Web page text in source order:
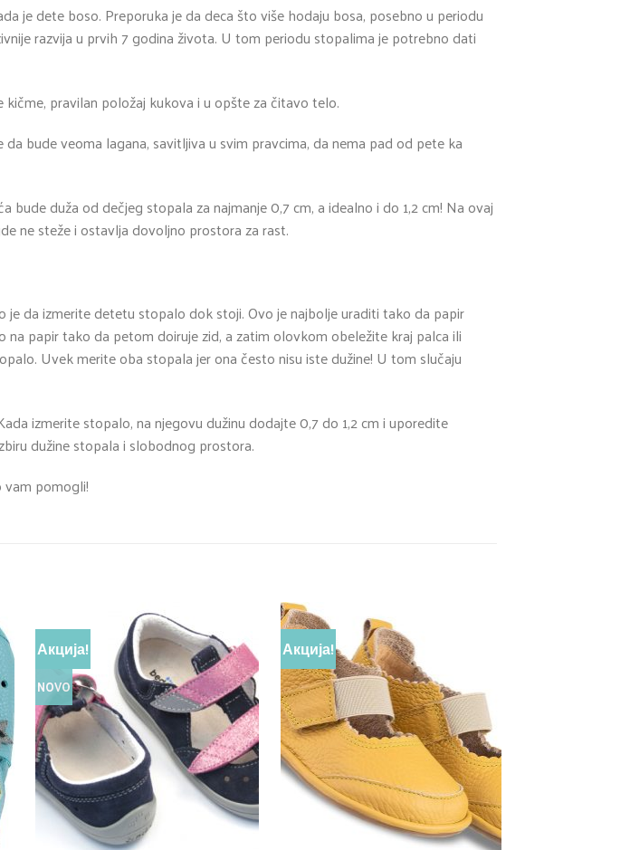
je dete boso. Preporuka je da deca što više hodaju bosa, posebno u periodu
razvija u prvih 7 godina života. U tom periodu stopalima je potrebno dati
pravilan položaj kukova i u opšte za čitavo telo.
bude veoma lagana, savitljiva u svim pravcima, da nema pad od pete ka
duža od dečjeg stopala za najmanje 0,7 cm, a idealno i do 1,2 cm! Na ovaj
ne steže i ostavlja dovoljno prostora za rast.
da izmerite detetu stopalo dok stoji. Ovo je najbolje uraditi tako da papir
papir tako da petom doiruje zid, a zatim olovkom obeležite kraj palca ili
Uvek merite oba stopala jer ona često nisu iste dužine! U tom slučaju
izmerite stopalo, na njegovu dužinu dodajte 0,7 do 1,2 cm i uporedite
dužine stopala i slobodnog prostora.
pomogli!
Акција!
NOVO
Акција!